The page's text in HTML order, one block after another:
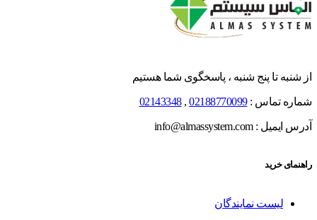
از شنبه تا پنج شنبه ، پاسخگوی شما هستیم
شماره تماس :02188770099
,
02143348
آدرس ایمیل : info@almassystem.com
راهنمای خرید
لیست نمایندگان